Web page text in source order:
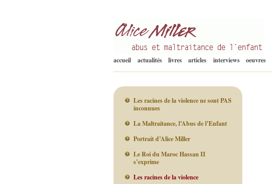
Alice Miller fr
accueil actualités livres articles interviews oeuvres
Les racines de la violence ne sont PAS
inconnues
La Maltraitance, l’Abus de l’Enfant
Portrait d’Alice Miller
Le Roi du Maroc Hassan II
s’exprime
Les racines de la violence